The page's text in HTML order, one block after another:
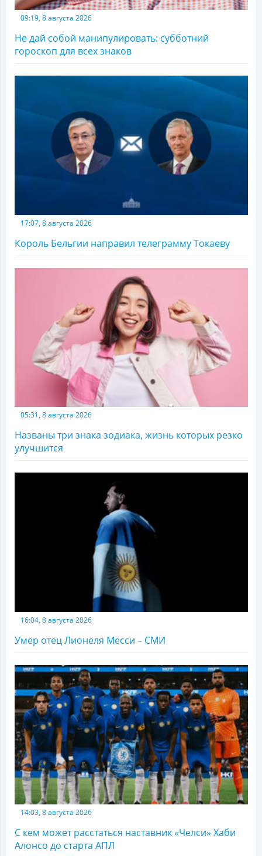
09:19, 8 августа 2026
Не дай собой манипулировать: субботний
гороскоп для всех знаков
17:07, 8 августа 2026
Король Бельгии направил телеграмму Токаеву
05:31, 8 августа 2026
Названы три знака зодиака, жизнь которых резко
улучшится
16:04, 8 августа 2026
Умер отец Лионеля Месси – СМИ
14:03, 8 августа 2026
С кем может расстаться наставник «Челси» Хаби
Алонсо до старта АПЛ